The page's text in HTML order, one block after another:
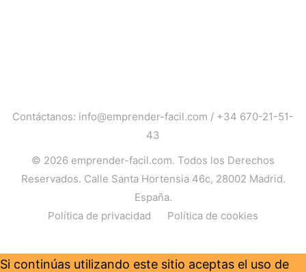
Contáctanos: info@emprender-facil.com / +34 670-21-51-
43
© 2026 emprender-facil.com. Todos los Derechos
Reservados. Calle Santa Hortensia 46c, 28002 Madrid.
España.
Política de privacidad
Política de cookies
Si continúas utilizando este sitio aceptas el uso de